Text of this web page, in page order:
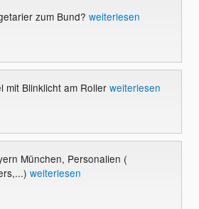
zum Bund? weiterlesen
mit Blinklicht am Roller weiterlesen
München, Personalien (
weiterlesen